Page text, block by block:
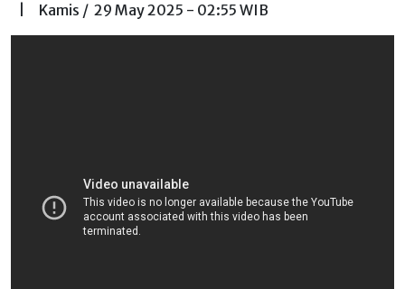
Kamis / 29 May 2025 - 02:55 WIB